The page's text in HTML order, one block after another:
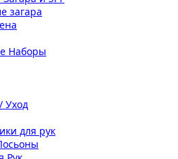
загара
Наборы
Уход
для рук